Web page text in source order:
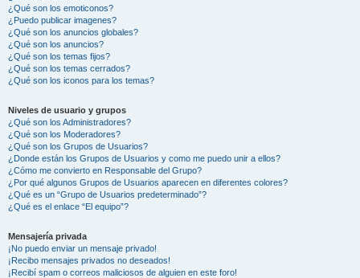
¿Qué son los emoticonos?
¿Puedo publicar imagenes?
¿Qué son los anuncios globales?
¿Qué son los anuncios?
¿Qué son los temas fijos?
¿Qué son los temas cerrados?
¿Qué son los iconos para los temas?
Niveles de usuario y grupos
¿Qué son los Administradores?
¿Qué son los Moderadores?
¿Qué son los Grupos de Usuarios?
¿Donde están los Grupos de Usuarios y como me puedo unir a ellos?
¿Cómo me convierto en Responsable del Grupo?
¿Por qué algunos Grupos de Usuarios aparecen en diferentes colores?
¿Qué es un “Grupo de Usuarios predeterminado”?
¿Qué es el enlace “El equipo”?
Mensajería privada
¡No puedo enviar un mensaje privado!
¡Recibo mensajes privados no deseados!
¡Recibí spam o correos maliciosos de alguien en este foro!